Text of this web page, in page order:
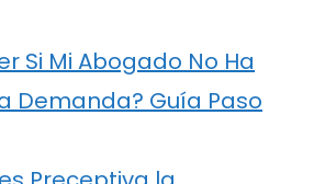
Si Mi Abogado No Ha
Demanda? Guía Paso